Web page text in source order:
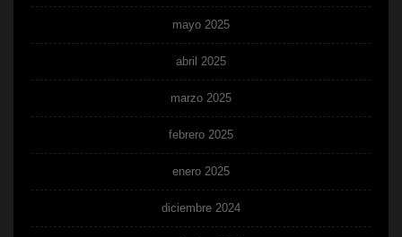
mayo 2025
abril 2025
marzo 2025
febrero 2025
enero 2025
diciembre 2024